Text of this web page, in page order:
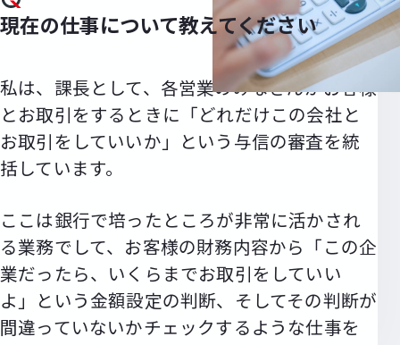
現在の仕事について教えてください
私は、課長として、各営業のみなさんがお客様
とお取引をするときに「どれだけこの会社と
お取引をしていいか」という与信の審査を統
括しています。
ここは銀行で培ったところが非常に活かされ
る業務でして、お客様の財務内容から「この企
業だったら、いくらまでお取引をしていい
よ」という金額設定の判断、そしてその判断が
間違っていないかチェックするような仕事を